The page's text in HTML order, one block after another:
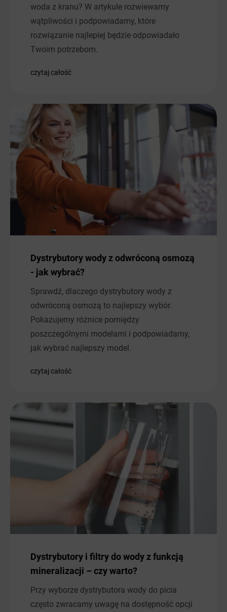
woda z kranu? W artykule rozwiewamy
wątpliwości i podpowiadamy, które
rozwiązanie najlepiej będzie odpowiadało
Twoim potrzebom.
czytaj całość
Dystrybutory wody z odwróconą osmozą
- jak wybrać?
Sprawdź, dlaczego dystrybutory wody z
odwróconą osmozą to najlepszy wybór.
Pokazujemy różnice pomiędzy
poszczególnymi modelami i podpowiadamy,
jak wybrać najlepszy model.
czytaj całość
Dystrybutory i filtry do wody z funkcją
mineralizacji – czy warto?
Przy wyborze dystrybutora wody do picia
często zwracamy uwagę na dostępność opcji